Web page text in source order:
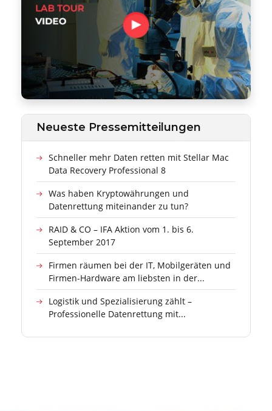
Neueste Pressemitteilungen
Schneller mehr Daten retten mit Stellar Mac
Data Recovery Professional 8
Was haben Kryptowährungen und
Datenrettung miteinander zu tun?
RAID & CO – IFA Aktion vom 1. bis 6.
September 2017
Firmen räumen bei der IT, Mobilgeräten und
Firmen-Hardware am liebsten in der...
Logistik und Spezialisierung zählt –
Professionelle Datenrettung mit...